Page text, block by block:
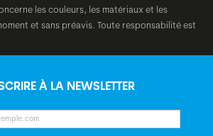
les couleurs, les matériaux et les
et sans préavis. Toute responsabilité est
À LA NEWSLETTER